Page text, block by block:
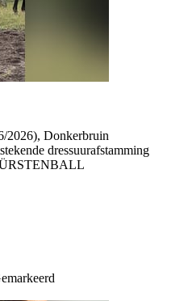
2026), Donkerbruin
dressuurafstamming